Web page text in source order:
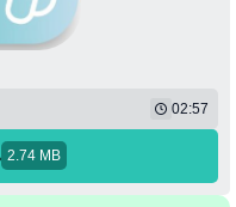
02:57
2.74 MB